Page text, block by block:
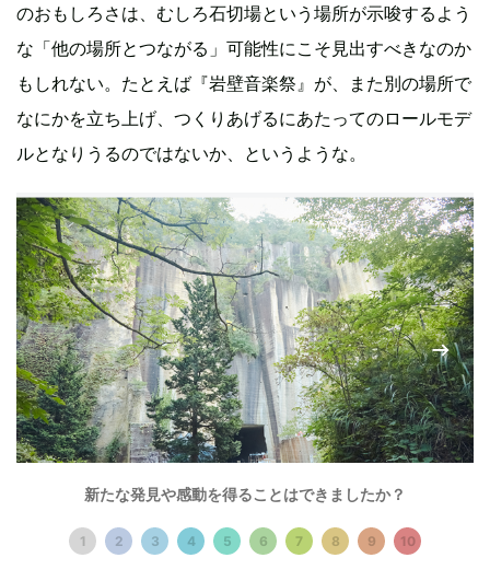
のおもしろさは、むしろ石切場という場所が示唆するよう
な「他の場所とつながる」可能性にこそ見出すべきなのか
もしれない。たとえば『岩壁音楽祭』が、また別の場所で
なにかを立ち上げ、つくりあげるにあたってのロールモデ
ルとなりうるのではないか、というような。
新たな発見や感動を得ることはできましたか？
1 2 3 4 5 6 7 8 9 10